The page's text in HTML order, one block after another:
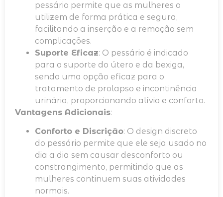
pessário permite que as mulheres o
utilizem de forma prática e segura,
facilitando a inserção e a remoção sem
complicações.
Suporte Eficaz: O pessário é indicado
para o suporte do útero e da bexiga,
sendo uma opção eficaz para o
tratamento de prolapso e incontinência
urinária, proporcionando alívio e conforto.
Vantagens Adicionais:
Conforto e Discrição: O design discreto
do pessário permite que ele seja usado no
dia a dia sem causar desconforto ou
constrangimento, permitindo que as
mulheres continuem suas atividades
normais.